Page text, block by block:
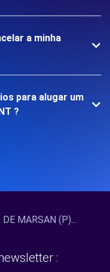
a minha
para alugar um
?
MARSAN (P)...
: